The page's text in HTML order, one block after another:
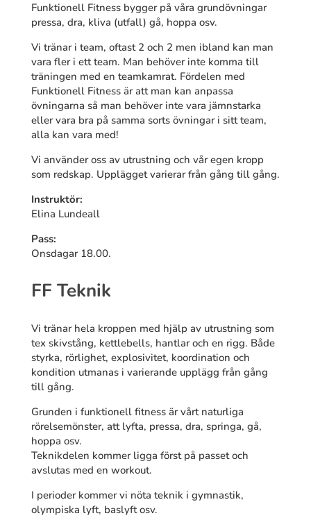
Funktionell Fitness bygger på våra grundövningar
pressa, dra, kliva (utfall) gå, hoppa osv.
Vi tränar i team, oftast 2 och 2 men ibland kan man
vara fler i ett team. Man behöver inte komma till
träningen med en teamkamrat. Fördelen med
Funktionell Fitness är att man kan anpassa
övningarna så man behöver inte vara jämnstarka
eller vara bra på samma sorts övningar i sitt team,
alla kan vara med!
Vi använder oss av utrustning och vår egen kropp
som redskap. Upplägget varierar från gång till gång.
Instruktör:
Elina Lundeall
Pass:
Onsdagar 18.00.
FF Teknik
Vi tränar hela kroppen med hjälp av utrustning som
tex skivstång, kettlebells, hantlar och en rigg. Både
styrka, rörlighet, explosivitet, koordination och
kondition utmanas i varierande upplägg från gång
till gång.
Grunden i funktionell fitness är vårt naturliga
rörelsemönster, att lyfta, pressa, dra, springa, gå,
hoppa osv.
Teknikdelen kommer ligga först på passet och
avslutas med en workout.
I perioder kommer vi nöta teknik i gymnastik,
olympiska lyft, baslyft osv.